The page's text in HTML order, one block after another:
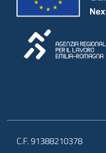
C.F. 91388210378